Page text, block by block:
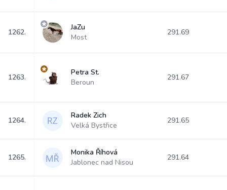
1262.
JaZu
Most
291.69
1263.
Petra St.
Beroun
291.67
1264.
Radek Zich
Velká Bystřice
291.65
1265.
Monika Říhová
Jablonec nad Nisou
291.64